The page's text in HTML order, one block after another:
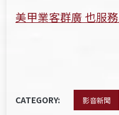
美甲業客群廣 也服
CATEGORY: 影音新聞